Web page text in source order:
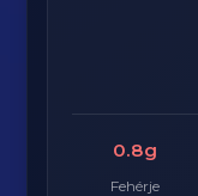
0.8g
Fehérje